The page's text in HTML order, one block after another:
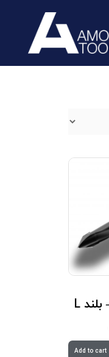
Add to cart